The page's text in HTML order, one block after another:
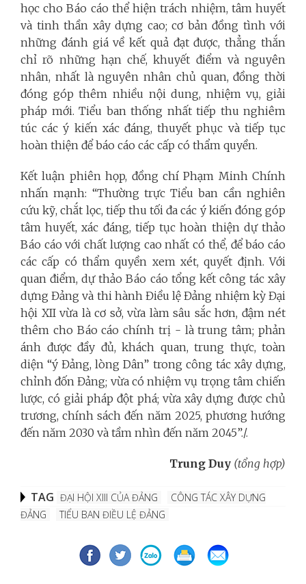
học cho Báo cáo thể hiện trách nhiệm, tâm huyết
và tinh thần xây dựng cao; cơ bản đồng tình với
những đánh giá về kết quả đạt được, thẳng thắn
chỉ rõ những hạn chế, khuyết điểm và nguyên
nhân, nhất là nguyên nhân chủ quan, đồng thời
đóng góp thêm nhiều nội dung, nhiệm vụ, giải
pháp mới. Tiểu ban thống nhất tiếp thu nghiêm
túc các ý kiến xác đáng, thuyết phục và tiếp tục
hoàn thiện để báo cáo các cấp có thẩm quyền.
Kết luận phiên họp, đồng chí Phạm Minh Chính
nhấn mạnh: “Thường trực Tiểu ban cần nghiên
cứu kỹ, chắt lọc, tiếp thu tối đa các ý kiến đóng góp
tâm huyết, xác đáng, tiếp tục hoàn thiện dự thảo
Báo cáo với chất lượng cao nhất có thể, để báo cáo
các cấp có thẩm quyền xem xét, quyết định. Với
quan điểm, dự thảo Báo cáo tổng kết công tác xây
dựng Đảng và thi hành Điều lệ Đảng nhiệm kỳ Đại
hội XII vừa là cơ sở, vừa làm sâu sắc hơn, đậm nét
thêm cho Báo cáo chính trị - là trung tâm; phản
ánh được đầy đủ, khách quan, trung thực, toàn
diện “ý Đảng, lòng Dân” trong công tác xây dựng,
chỉnh đốn Đảng; vừa có nhiệm vụ trọng tâm chiến
lược, có giải pháp đột phá; vừa xây dựng được chủ
trương, chính sách đến năm 2025, phương hướng
đến năm 2030 và tầm nhìn đến năm 2045”./.
Trung Duy (tổng hợp)
TAG ĐẠI HỘI XIII CỦA ĐẢNG
CÔNG TÁC XÂY DỰNG
ĐẢNG
TIỂU BAN ĐIỀU LỆ ĐẢNG